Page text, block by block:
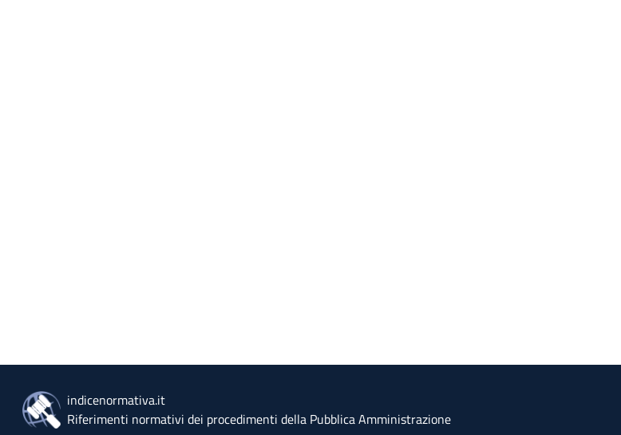
indicenormativa.it
Riferimenti normativi dei procedimenti della Pubblica Amministrazione